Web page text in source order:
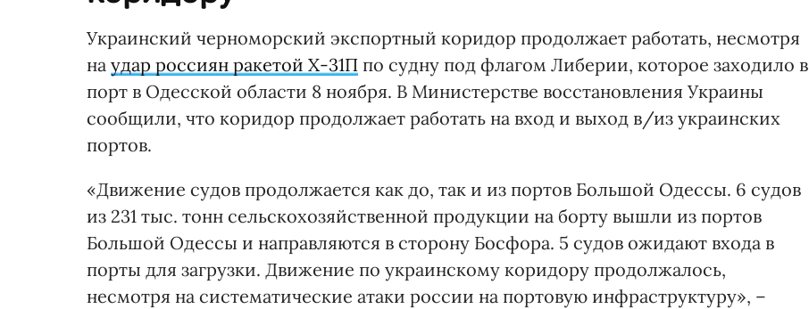
Украинский черноморский экспортный коридор продолжает работать, несмотря
на удар россиян ракетой Х-31П по судну под флагом Либерии, которое заходило в
порт в Одесской области 8 ноября. В Министерстве восстановления Украины
сообщили, что коридор продолжает работать на вход и выход в/из украинских
портов.
«Движение судов продолжается как до, так и из портов Большой Одессы. 6 судов
из 231 тыс. тонн сельскохозяйственной продукции на борту вышли из портов
Большой Одессы и направляются в сторону Босфора. 5 судов ожидают входа в
порты для загрузки. Движение по украинскому коридору продолжалось,
несмотря на систематические атаки россии на портовую инфраструктуру», –